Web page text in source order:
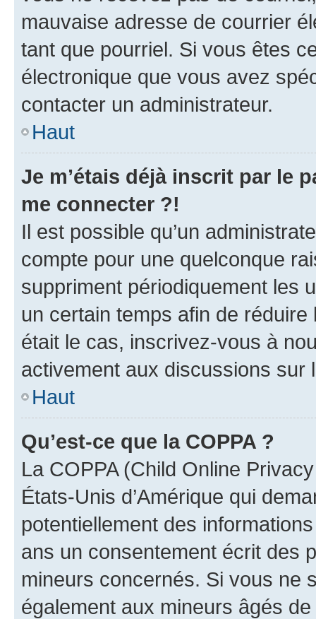
mauvaise adresse de courrier
tant que pourriel. Si vous êtes
électronique que vous avez
contacter un administrateur.
Haut
Je m’étais déjà inscrit par le
me connecter ?!
Il est possible qu’un
compte pour une quelconque
suppriment périodiquement les
un certain temps afin de
était le cas, inscrivez-vous à
activement aux discussions sur
Haut
Qu’est-ce que la COPPA ?
La COPPA (Child Online
États-Unis d’Amérique qui
potentiellement des
ans un consentement écrit des
mineurs concernés. Si vous ne
également aux mineurs âgés